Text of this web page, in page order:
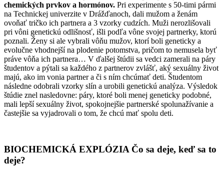
chemických prvkov a hormónov. Pri experimente s 50-timi pármi
na Technickej univerzite v Drážďanoch, dali mužom a ženám
ovoňať tričko ich partnera a 3 vzorky cudzích. Muži nerozlišovali
pri vôni genetickú odlišnosť, išli podľa vône svojej partnerky, ktorú
poznali. Ženy si ale vybrali vôňu mužov, ktorí boli geneticky a
evolučne vhodnejší na plodenie potomstva, pričom to nemusela byť
práve vôňa ich partnera… V ďalšej štúdii sa vedci zamerali na páry
študentov a pýtali sa každého z partnerov zvlášť, aký sexuálny život
majú, ako im vonia partner a či s ním chcúmať deti. Študentom
následne odobrali vzorky slín a urobili genetickú analýza. Výsledok
štúdie znel nasledovne: páry, ktoré boli menej geneticky podobné,
mali lepší sexuálny život, spokojnejšie partnerské spolunažívanie a
častejšie sa vyjadrovali o tom, že chcú mať spolu deti.
BIOCHEMICKÁ EXPLÓZIA Čo sa deje, keď sa to
deje?